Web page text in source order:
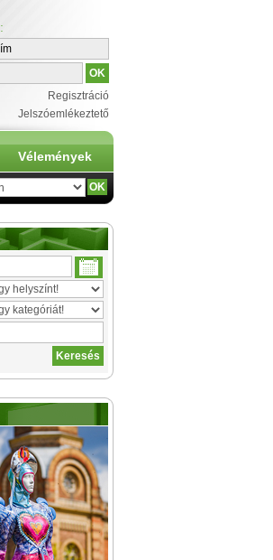
:
Regisztráció
Jelszóemlékeztető
Vélemények